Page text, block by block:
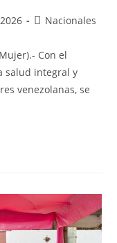
Nacionales
Con el
salud integral y
venezolanas, se